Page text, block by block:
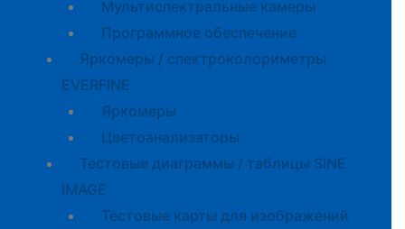
Мультиспектральные камеры
Программное обеспечение
Яркомеры / спектроколориметры
EVERFINE
Яркомеры
Цветоанализаторы
Тестовые диаграммы / таблицы SINE
IMAGE
Тестовые карты для изображений